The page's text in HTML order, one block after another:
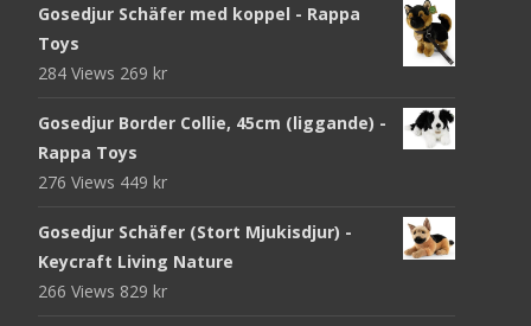
Gosedjur Schäfer med koppel - Rappa
Toys
284 Views 269 kr
Gosedjur Border Collie, 45cm (liggande) -
Rappa Toys
276 Views 449 kr
Gosedjur Schäfer (Stort Mjukisdjur) -
Keycraft Living Nature
266 Views 829 kr